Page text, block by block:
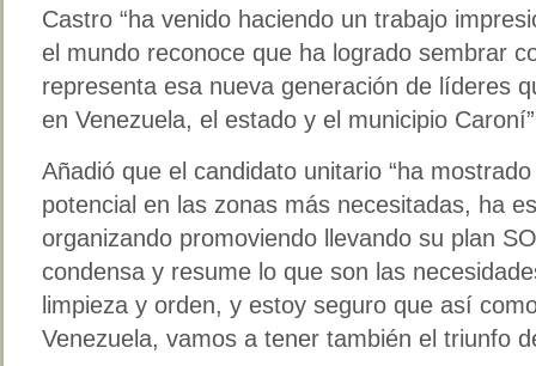
Castro “ha venido haciendo un trabajo
el mundo reconoce que ha logrado sembrar
representa esa nueva generación de líderes
en Venezuela, el estado y el municipio
Añadió que el candidato unitario “ha
potencial en las zonas más necesitadas, ha
organizando promoviendo llevando su plan
condensa y resume lo que son las
limpieza y orden, y estoy seguro que así
Venezuela, vamos a tener también el triunfo